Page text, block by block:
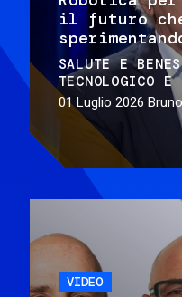
il futuro
SALUTE E
TECNOLOGICO E
01 Luglio 2026
VIDEO